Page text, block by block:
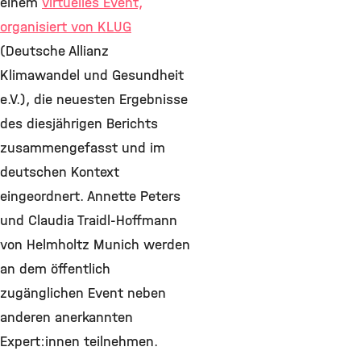
organisiert von KLUG
(Deutsche Allianz
Klimawandel und Gesundheit
e.V.), die neuesten Ergebnisse
des diesjährigen Berichts
zusammengefasst und im
deutschen Kontext
eingeordnert. Annette Peters
und Claudia Traidl-Hoffmann
von Helmholtz Munich werden
an dem öffentlich
zugänglichen Event neben
anderen anerkannten
Expert:innen teilnehmen.